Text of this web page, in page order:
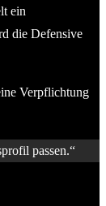
ein
die Defensive
Verpflichtung
passen.“